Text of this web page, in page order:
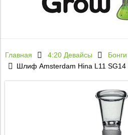
Главная 4:20 Девайсы Бонги
Шлиф Amsterdam Hina L11 SG14